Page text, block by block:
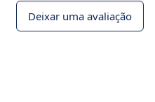
Deixar uma avaliação